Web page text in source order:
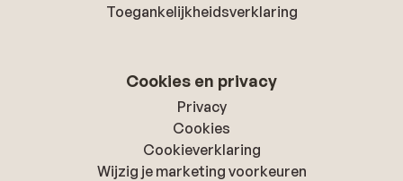
Toegankelijkheidsverklaring
Cookies en privacy
Privacy
Cookies
Cookieverklaring
Wijzig je marketing voorkeuren